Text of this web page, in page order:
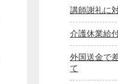
講師謝礼に
介護休業給
外国送金で
て